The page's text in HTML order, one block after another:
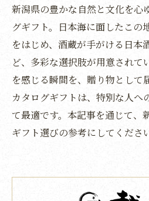
新潟県の豊かな自然と文化を心
グギフト。日本海に面したこの
をはじめ、酒蔵が手がける日本
ど、多彩な選択肢が用意されて
を感じる瞬間を、贈り物として
カタログギフトは、特別な人へ
て最適です。本記事を通じて、
ギフト選びの参考にしてください